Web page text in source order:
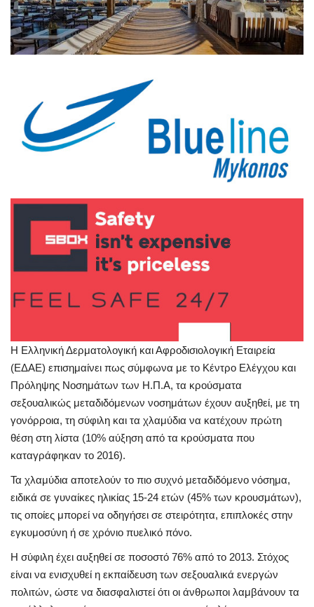
Ελληνικά English
Η Ελληνική Δερματολογική και Αφροδισιολογική Εταιρεία
(ΕΔΑΕ) επισημαίνει πως σύμφωνα με το Κέντρο Ελέγχου και
Πρόληψης Νοσημάτων των Η.Π.Α, τα κρούσματα
σεξουαλικώς μεταδιδόμενων νοσημάτων έχουν αυξηθεί, με τη
γονόρροια, τη σύφιλη και τα χλαμύδια να κατέχουν πρώτη
θέση στη λίστα (10% αύξηση από τα κρούσματα που
καταγράφηκαν το 2016).
Τα χλαμύδια αποτελούν το πιο συχνό μεταδιδόμενο νόσημα,
ειδικά σε γυναίκες ηλικίας 15-24 ετών (45% των κρουσμάτων),
τις οποίες μπορεί να οδηγήσει σε στειρότητα, επιπλοκές στην
εγκυμοσύνη ή σε χρόνιο πυελικό πόνο.
Η σύφιλη έχει αυξηθεί σε ποσοστό 76% από το 2013. Στόχος
είναι να ενισχυθεί η εκπαίδευση των σεξουαλικά ενεργών
πολιτών, ώστε να διασφαλιστεί ότι οι άνθρωποι λαμβάνουν τα